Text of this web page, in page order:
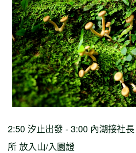
2:50 汐止出發 - 3:00 內湖接社
所 放入山/入園證